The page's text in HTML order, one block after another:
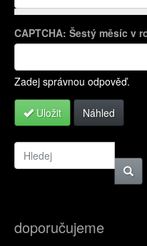
Více informací o
CAPTCHA: Šestý měsíc v
Zadej správnou odpověď.
Uložit Náhled
doporučujeme